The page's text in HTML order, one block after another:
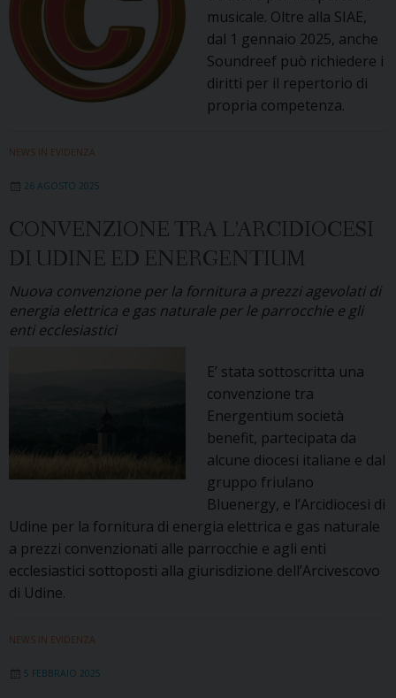
musicale. Oltre alla SIAE,
dal 1 gennaio 2025, anche
Soundreef può richiedere i
diritti per il repertorio di
propria competenza.
NEWS IN EVIDENZA
26 AGOSTO 2025
CONVENZIONE TRA L’ARCIDIOCESI
DI UDINE ED ENERGENTIUM
Nuova convenzione per la fornitura a prezzi agevolati di
energia elettrica e gas naturale per le parrocchie e gli
enti ecclesiastici
E’ stata sottoscritta una
convenzione tra
Energentium società
benefit, partecipata da
alcune diocesi italiane e dal
gruppo friulano
Bluenergy, e l’Arcidiocesi di
Udine per la fornitura di energia elettrica e gas naturale
a prezzi convenzionati alle parrocchie e agli enti
ecclesiastici sottoposti alla giurisdizione dell’Arcivescovo
di Udine.
NEWS IN EVIDENZA
5 FEBBRAIO 2025